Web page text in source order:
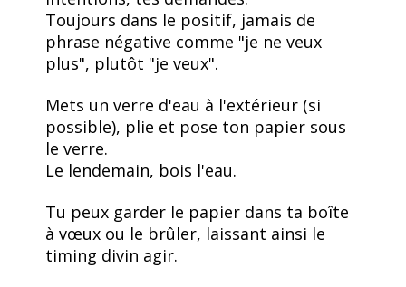
Toujours dans le positif, jamais de
phrase négative comme "je ne veux
plus", plutôt "je veux".
Mets un verre d'eau à l'extérieur (si
possible), plie et pose ton papier sous
le verre.
Le lendemain, bois l'eau.
Tu peux garder le papier dans ta boîte
à vœux ou le brûler, laissant ainsi le
timing divin agir.